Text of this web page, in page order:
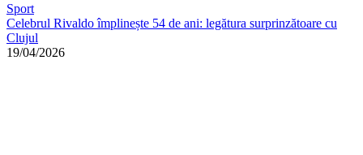
Sport
Celebrul Rivaldo împlinește 54 de ani: legătura surprinzătoare cu
Clujul
19/04/2026